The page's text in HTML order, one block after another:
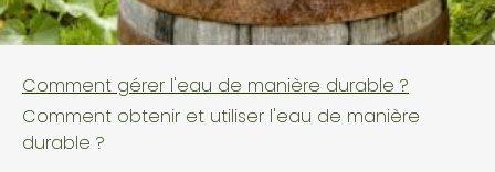
Comment gérer l'eau de manière durable ?
Comment obtenir et utiliser l'eau de manière
durable ?